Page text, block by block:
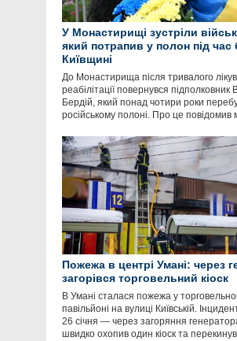
У Монастирищі зустріли
який потрапив у полон під
Київщині
До Монастирища після тривалого
реабілітації повернувся підполковник
Бердій, який понад чотири роки
російському полоні. Про це повідомив
Пожежа в центрі Умані: через
загорівся торговельний кіоск
В Умані сталася пожежа у
павільйоні на вулиці Київській.
26 січня — через загоряння
швидко охопив один кіоск та